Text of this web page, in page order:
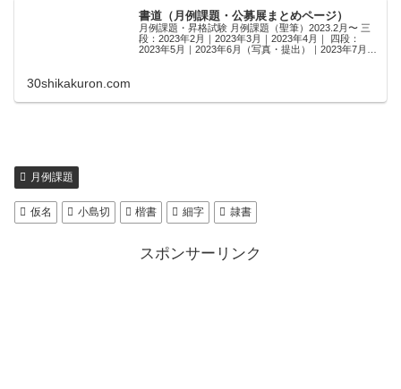
書道（月例課題・公募展まとめページ）
月例課題・昇格試験 月例課題（聖筆）2023.2月〜 三
段：2023年2月｜2023年3月｜2023年4月｜ 四段：
2023年5月｜2023年6月（写真・提出）｜2023年7月
30shikakuron.com
月例課題
仮名 小島切 楷書 細字 隷書
スポンサーリンク